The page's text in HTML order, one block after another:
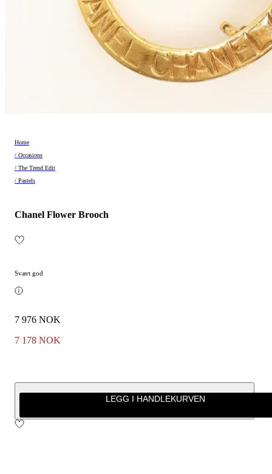
Home
/ Occasions
/ The Trend Edit
/ Pastels
Chanel Flower Brooch
Svært god
7 976 NOK
7 178 NOK
LEGG I HANDLEKURVEN